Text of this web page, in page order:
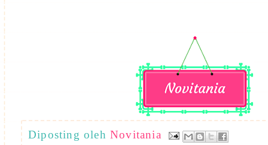
Diposting oleh Novitania